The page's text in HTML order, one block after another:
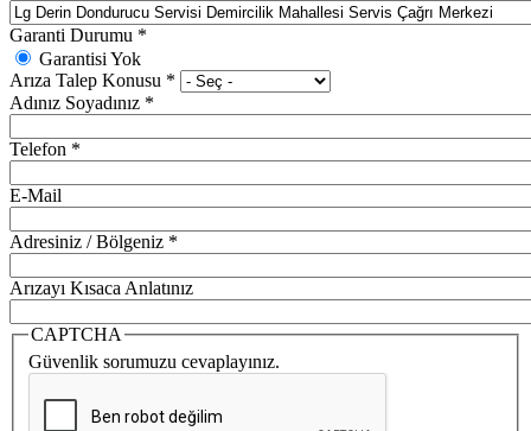
Garanti Durumu *
Garantisi Yok
Arıza Talep Konusu *
Adınız Soyadınız *
Telefon *
E-Mail
Adresiniz / Bölgeniz *
Arızayı Kısaca Anlatınız
CAPTCHA
Güvenlik sorumuzu cevaplayınız.